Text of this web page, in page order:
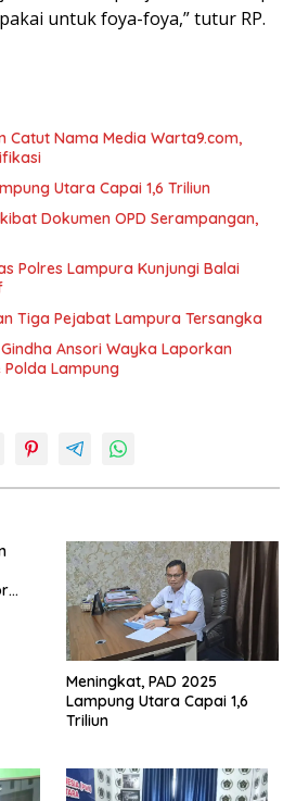
untuk foya-foya,” tutur RP.
Catut Nama Media Warta9.com,
Utara Capai 1,6 Triliun
Dokumen OPD Serampangan,
Polres Lampura Kunjungi Balai
Tiga Pejabat Lampura Tersangka
Ansori Wayka Laporkan
Lampung
Meningkat, PAD 2025
Lampung Utara Capai 1,6
Triliun